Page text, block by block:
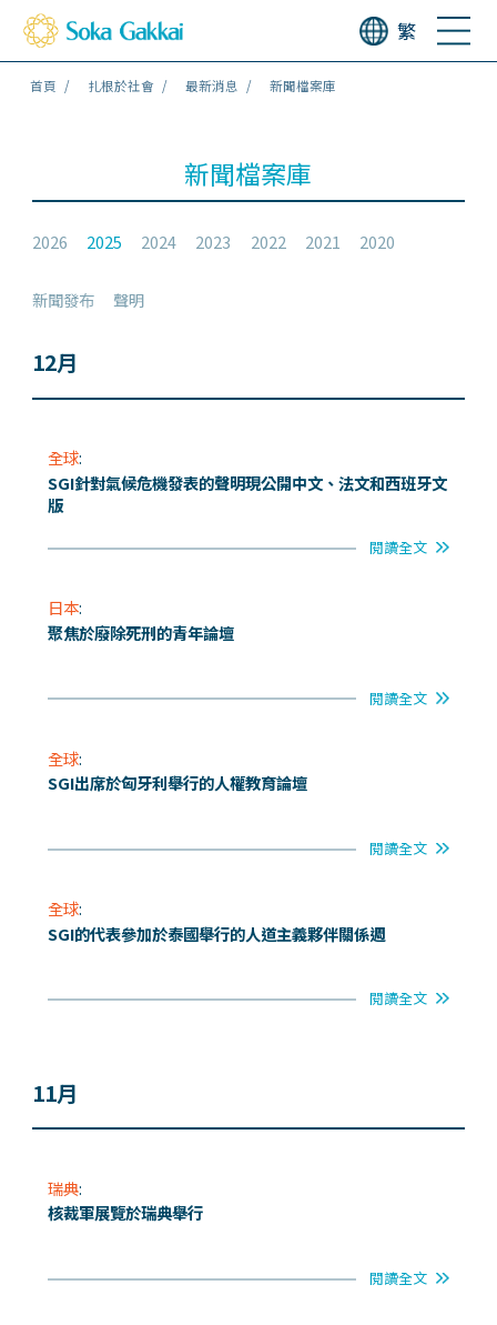
繁
首頁 扎根於社會 最新消息 新聞檔案庫
新聞檔案庫
2026 2025 2024 2023 2022 2021 2020
新聞發布 聲明
12月
全球:
SGI針對氣候危機發表的聲明現公開中文、法文和西班牙文
版
閱讀全文
日本:
聚焦於廢除死刑的青年論壇
閱讀全文
全球:
SGI出席於匈牙利舉行的人權教育論壇
閱讀全文
全球:
SGI的代表參加於泰國舉行的人道主義夥伴關係週
閱讀全文
11月
瑞典:
核裁軍展覽於瑞典舉行
閱讀全文